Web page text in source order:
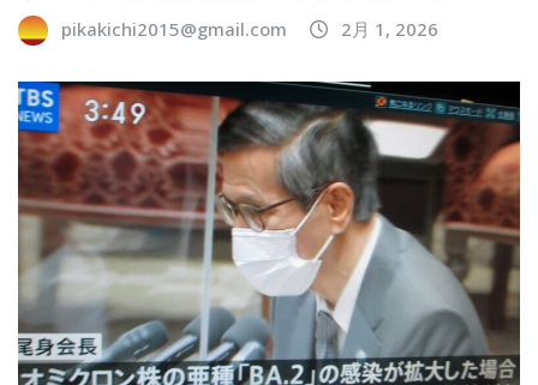
pikakichi2015@gmail.com 2月 1, 2026